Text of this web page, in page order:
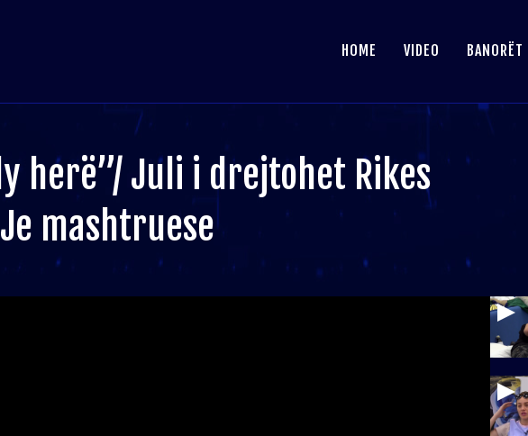
HOME VIDEO BANORËT
herë”/ Juli i drejtohet Rikes
mashtruese